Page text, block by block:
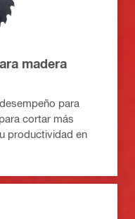
madera
para
cortar más
productividad en